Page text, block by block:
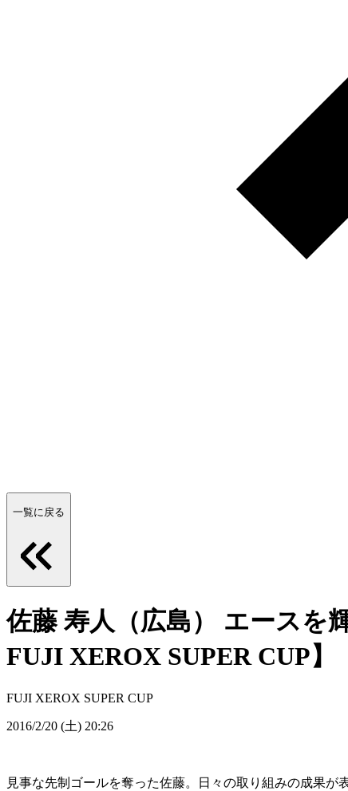
一覧に戻る
佐藤 寿人（広島） エースを
FUJI XEROX SUPER CUP】
FUJI XEROX SUPER CUP
2016/2/20 (土) 20:26
見事な先制ゴールを奪った佐藤。日々の取り組みの成果が